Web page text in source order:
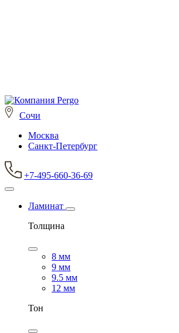
Сочи
Москва
Санкт-Петербург
+7-495-660-36-69
Ламинат
Толщина
8 мм
9 мм
9.5 мм
12 мм
Тон